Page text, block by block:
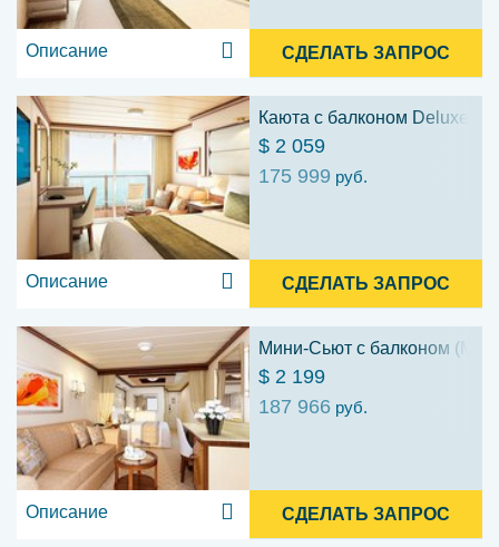
Описание СДЕЛАТЬ ЗАПРОС
Каюта с балконом Deluxe
$ 2 059
175 999 руб.
Описание СДЕЛАТЬ ЗАПРОС
Мини-Сьют с балконом (MF)
$ 2 199
187 966 руб.
Описание СДЕЛАТЬ ЗАПРОС